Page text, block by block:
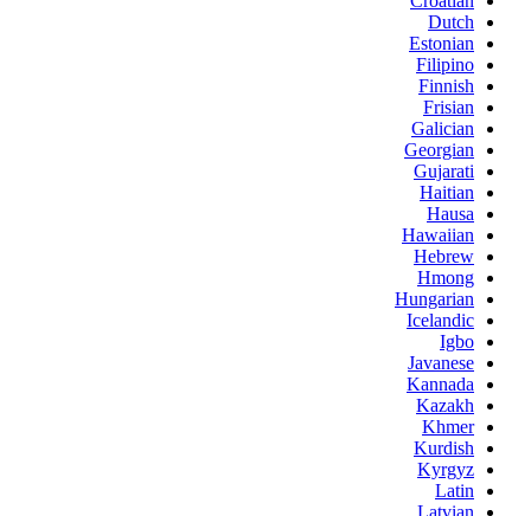
Dutch
Estonian
Filipino
Finnish
Frisian
Galician
Georgian
Gujarati
Haitian
Hausa
Hawaiian
Hebrew
Hmong
Hungarian
Icelandic
Igbo
Javanese
Kannada
Kazakh
Khmer
Kurdish
Kyrgyz
Latin
Latvian